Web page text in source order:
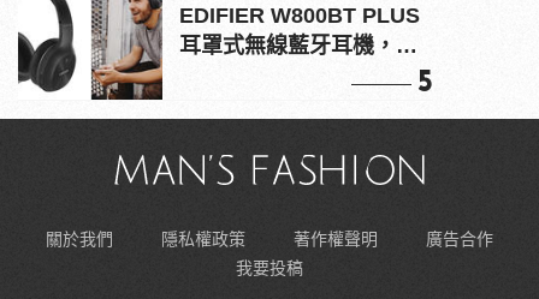
EDIFIER W800BT PLUS
耳罩式無線藍牙耳機，在
5
關於我們 隱私權政策 著作權聲明
廣告合作
我要投稿